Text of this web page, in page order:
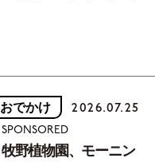
おでかけ 2026.07.25
SPONSORED
牧野植物園、モーニン